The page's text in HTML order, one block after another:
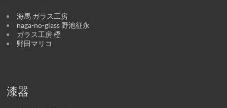
海馬 ガラス工房
naga-no-glass 野池征永
ガラス工房 橙
野田マリコ
漆器